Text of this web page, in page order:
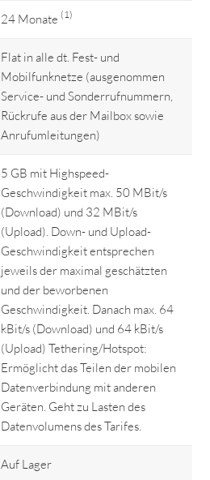
24 Monate (1)
Flat in alle dt. Fest- und
Mobilfunknetze (ausgenommen
Service- und Sonderrufnummern,
Rückrufe aus der Mailbox sowie
Anrufumleitungen)
5 GB mit Highspeed-
Geschwindigkeit max. 50 MBit/s
(Download) und 32 MBit/s
(Upload). Down- und Upload-
Geschwindigkeit entsprechen
jeweils der maximal geschätzten
und der beworbenen
Geschwindigkeit. Danach max. 64
kBit/s (Download) und 64 kBit/s
(Upload) Tethering/Hotspot:
Ermöglicht das Teilen der mobilen
Datenverbindung mit anderen
Geräten. Geht zu Lasten des
Datenvolumens des Tarifes.
Auf Lager